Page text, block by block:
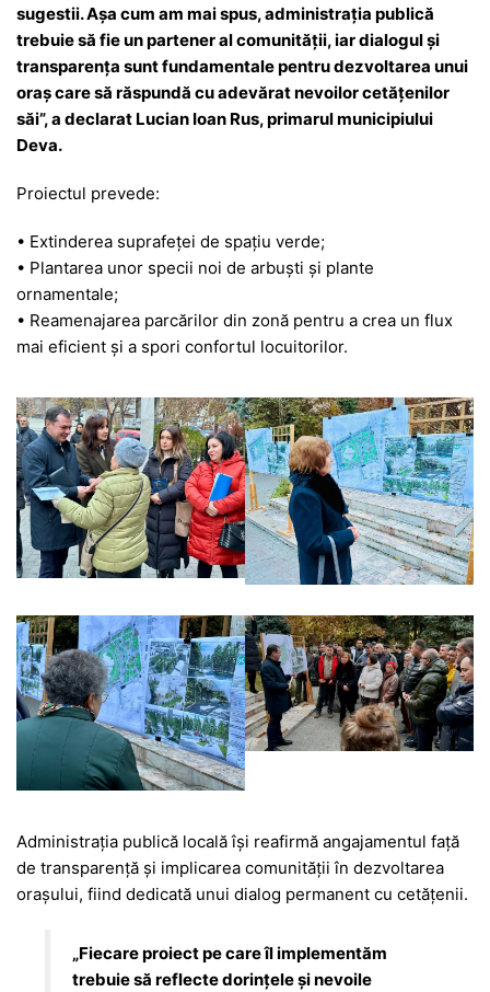
sugestii. Așa cum am mai spus, administrația publică
trebuie să fie un partener al comunității, iar dialogul și
transparența sunt fundamentale pentru dezvoltarea unui
oraș care să răspundă cu adevărat nevoilor cetățenilor
săi”, a declarat Lucian Ioan Rus, primarul municipiului
Deva.
Proiectul prevede:
• Extinderea suprafeței de spațiu verde;
• Plantarea unor specii noi de arbuști și plante
ornamentale;
• Reamenajarea parcărilor din zonă pentru a crea un flux
mai eficient și a spori confortul locuitorilor.
Administrația publică locală își reafirmă angajamentul față
de transparență și implicarea comunității în dezvoltarea
orașului, fiind dedicată unui dialog permanent cu cetățenii.
„Fiecare proiect pe care îl implementăm
trebuie să reflecte dorințele și nevoile